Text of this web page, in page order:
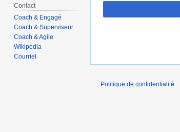
Contact
Coach & Engagé
Coach & Superviseur
Coach & Agile
Wikipédia
Courriel
Politique de confidentialité